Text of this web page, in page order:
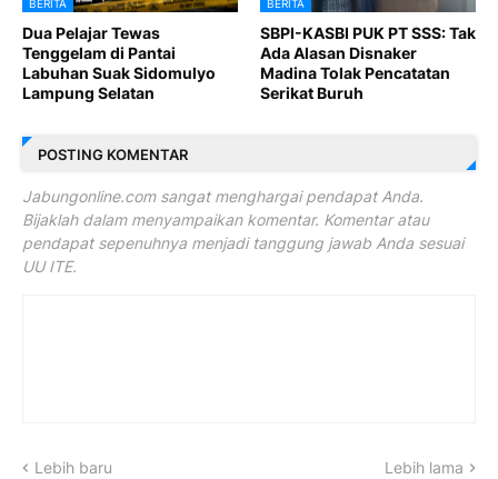
BERITA
Dua Pelajar Tewas
Tenggelam di Pantai
Labuhan Suak Sidomulyo
Lampung Selatan
BERITA
SBPI-KASBI PUK PT SSS: Tak
Ada Alasan Disnaker
Madina Tolak Pencatatan
Serikat Buruh
POSTING KOMENTAR
Jabungonline.com sangat menghargai pendapat Anda.
Bijaklah dalam menyampaikan komentar. Komentar atau
pendapat sepenuhnya menjadi tanggung jawab Anda sesuai
UU ITE.
Lebih baru Lebih lama